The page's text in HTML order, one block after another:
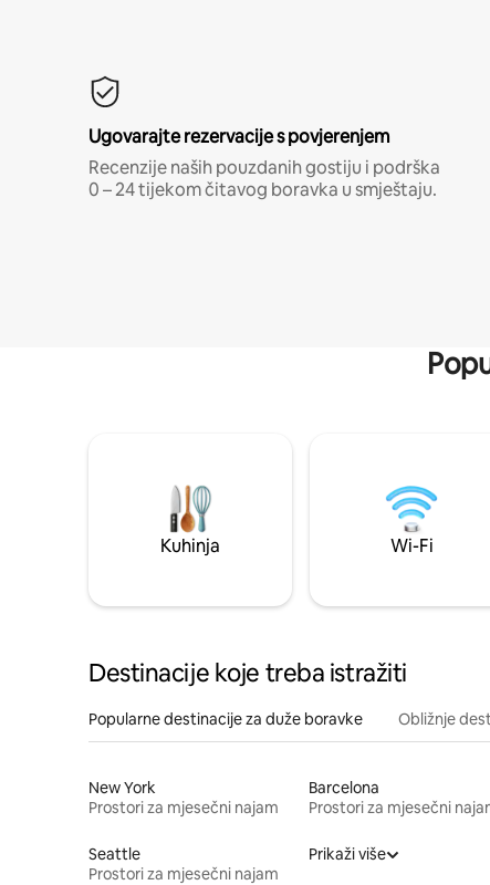
Ugovarajte rezervacije s povjerenjem
Recenzije naših pouzdanih gostiju i podrška
0 – 24 tijekom čitavog boravka u smještaju.
Kuhinja Wi-Fi
Destinacije koje treba istražiti
Popularne destinacije za duže boravke Obližnje
New York
Prostori za mjesečni najam
Barcelona
Prostori za mjesečni
Seattle
Prostori za mjesečni najam
Prikaži više